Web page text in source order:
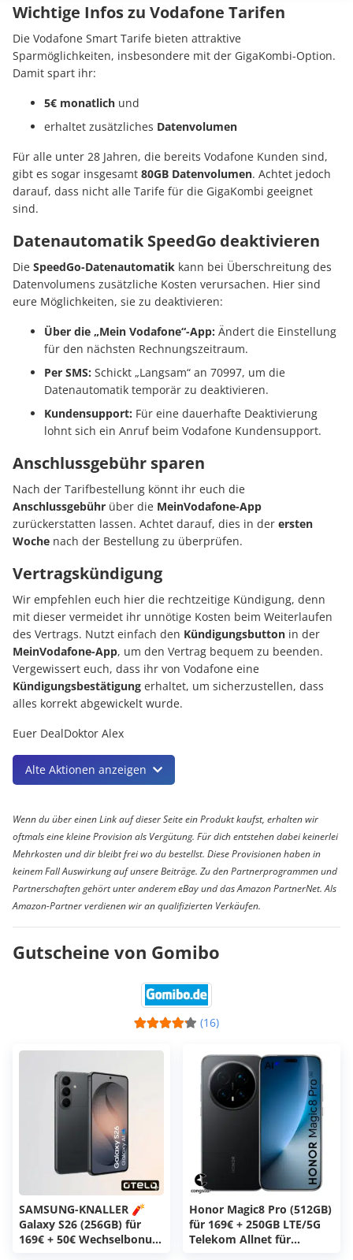
Wichtige Infos zu Vodafone Tarifen
Die Vodafone Smart Tarife bieten attraktive
Sparmöglichkeiten, insbesondere mit der GigaKombi-Option.
Damit spart ihr:
5€ monatlich und
erhaltet zusätzliches Datenvolumen
Für alle unter 28 Jahren, die bereits Vodafone Kunden sind,
gibt es sogar insgesamt 80GB Datenvolumen. Achtet jedoch
darauf, dass nicht alle Tarife für die GigaKombi geeignet
sind.
Datenautomatik SpeedGo deaktivieren
Die SpeedGo-Datenautomatik kann bei Überschreitung des
Datenvolumens zusätzliche Kosten verursachen. Hier sind
eure Möglichkeiten, sie zu deaktivieren:
Über die „Mein Vodafone“-App: Ändert die Einstellung
für den nächsten Rechnungszeitraum.
Per SMS: Schickt „Langsam“ an 70997, um die
Datenautomatik temporär zu deaktivieren.
Kundensupport: Für eine dauerhafte Deaktivierung
lohnt sich ein Anruf beim Vodafone Kundensupport.
Anschlussgebühr sparen
Nach der Tarifbestellung könnt ihr euch die
Anschlussgebühr über die MeinVodafone-App
zurückerstatten lassen. Achtet darauf, dies in der ersten
Woche nach der Bestellung zu überprüfen.
Vertragskündigung
Wir empfehlen euch hier die rechtzeitige Kündigung, denn
mit dieser vermeidet ihr unnötige Kosten beim Weiterlaufen
des Vertrags. Nutzt einfach den Kündigungsbutton in der
MeinVodafone-App, um den Vertrag bequem zu beenden.
Vergewissert euch, dass ihr von Vodafone eine
Kündigungsbestätigung erhaltet, um sicherzustellen, dass
alles korrekt abgewickelt wurde.
Euer DealDoktor Alex
Alte Aktionen anzeigen
Wenn du über einen Link auf dieser Seite ein Produkt kaufst, erhalten wir
oftmals eine kleine Provision als Vergütung. Für dich entstehen dabei keinerlei
Mehrkosten und dir bleibt frei wo du bestellst. Diese Provisionen haben in
keinem Fall Auswirkung auf unsere Beiträge. Zu den Partnerprogrammen und
Partnerschaften gehört unter anderem eBay und das Amazon PartnerNet. Als
Amazon-Partner verdienen wir an qualifizierten Verkäufen.
Gutscheine von Gomibo
(16)
SAMSUNG-KNALLER 🧨
Galaxy S26 (256GB) für
169€ + 50€ Wechselbonus
Honor Magic8 Pro (512GB)
für 169€ + 250GB LTE/5G
Telekom Allnet für